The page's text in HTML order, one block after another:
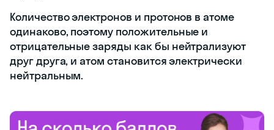
Количество электронов и протонов в атоме
одинаково, поэтому положительные и
отрицательные заряды как бы нейтрализуют
друг друга, и атом становится электрически
нейтральным.